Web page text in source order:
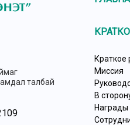
талбай
Краткое
Миссия
В
Награды